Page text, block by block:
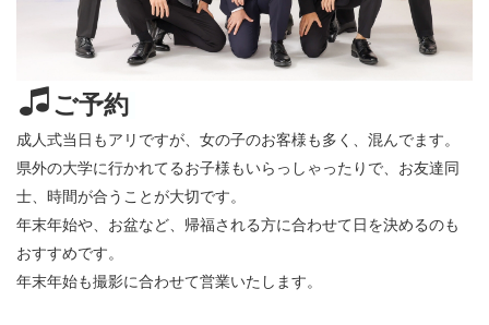
ご予約
成人式当日もアリですが、女の子のお客様も多く、混んでます。
県外の大学に行かれてるお子様もいらっしゃったりで、お友達同
士、時間が合うことが大切です。
年末年始や、お盆など、帰福される方に合わせて日を決めるのも
おすすめです。
年末年始も撮影に合わせて営業いたします。